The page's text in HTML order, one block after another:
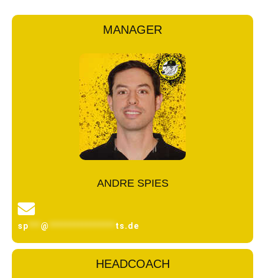
MANAGER
ANDRE SPIES
sp *** @ **************** ts.de
HEADCOACH